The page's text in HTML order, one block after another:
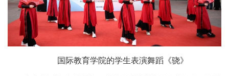
国际教育学院的学生表演舞蹈《骁》